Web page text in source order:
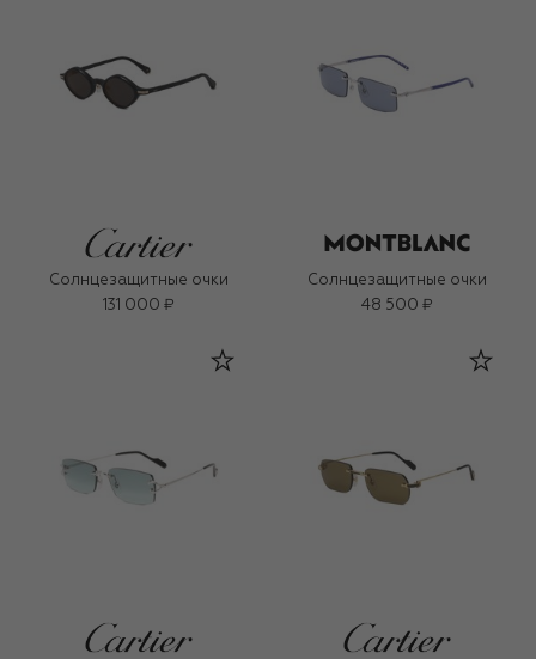
Солнцезащитные очки
131 000 ₽
Солнцезащитные очки
48 500 ₽